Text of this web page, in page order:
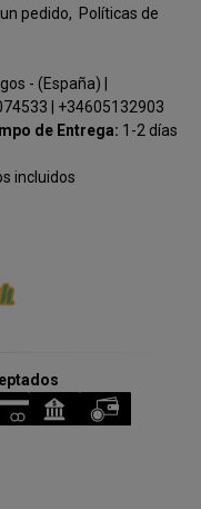
pedido
Políticas de
- (España) |
+34605132903
de Entrega: 1-2 días
incluidos